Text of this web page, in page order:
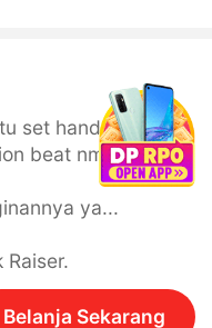
set handgrip dan
beat nmax pcx
ya...
Belanja Sekarang